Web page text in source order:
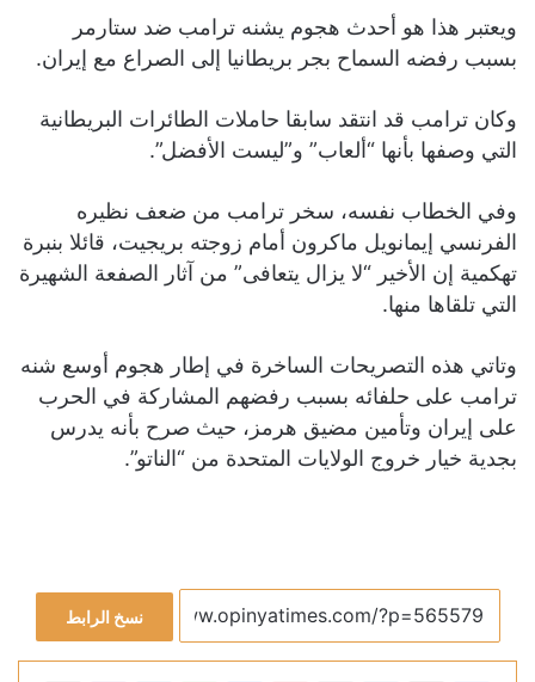
ويعتبر هذا هو أحدث هجوم يشنه ترامب ضد ستارمر
بسبب رفضه السماح بجر بريطانيا إلى الصراع مع إيران.
وكان ترامب قد انتقد سابقا حاملات الطائرات البريطانية
التي وصفها بأنها “ألعاب” و”ليست الأفضل”.
وفي الخطاب نفسه، سخر ترامب من ضعف نظيره
الفرنسي إيمانويل ماكرون أمام زوجته بريجيت، قائلا بنبرة
تهكمية إن الأخير “لا يزال يتعافى” من آثار الصفعة الشهيرة
التي تلقاها منها.
وتاتي هذه التصريحات الساخرة في إطار هجوم أوسع شنه
ترامب على حلفائه بسبب رفضهم المشاركة في الحرب
على إيران وتأمين مضيق هرمز، حيث صرح بأنه يدرس
بجدية خيار خروج الولايات المتحدة من “الناتو”.
نسخ الرابط